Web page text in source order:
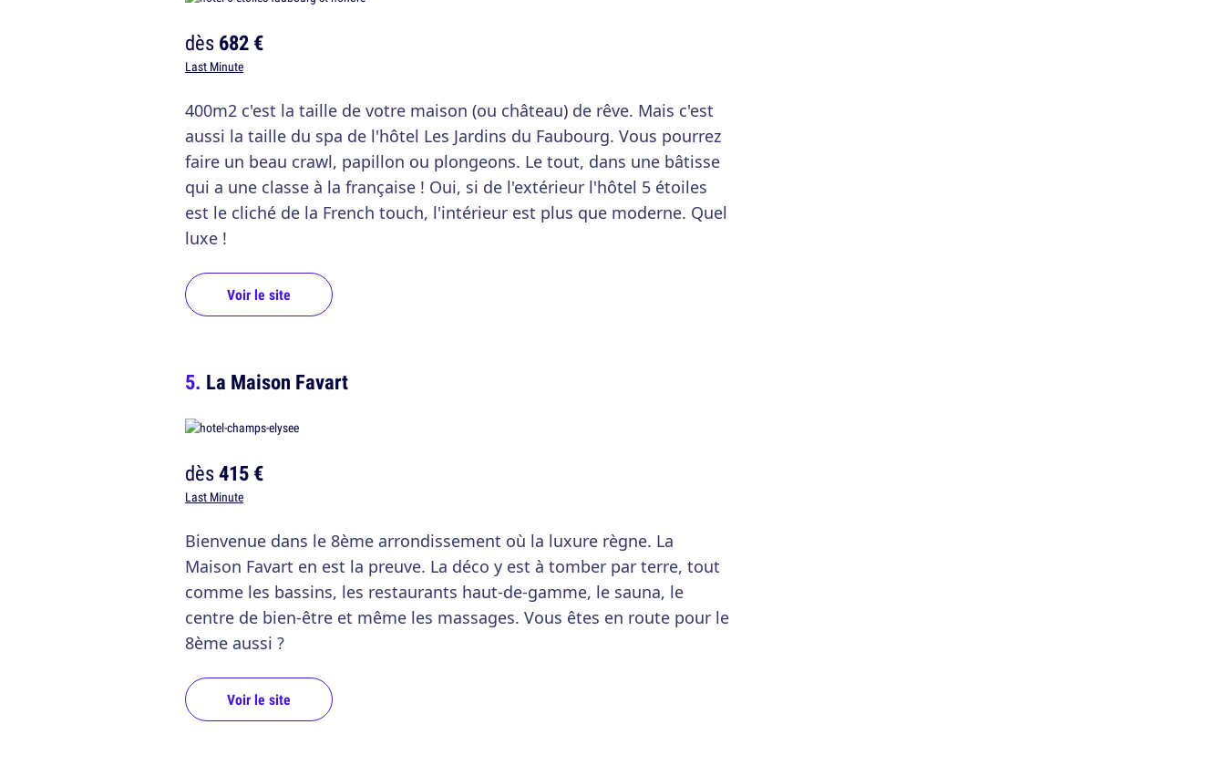
dès682 €
Last Minute
400m2 c'est la taille de votre maison (ou château) de rêve. Mais c'est
aussi la taille du spa de l'hôtel Les Jardins du Faubourg. Vous pourrez
faire un beau crawl, papillon ou plongeons. Le tout, dans une bâtisse
qui a une classe à la française ! Oui, si de l'extérieur l'hôtel 5 étoiles
est le cliché de la French touch, l'intérieur est plus que moderne. Quel
luxe !
Voir le site
La Maison Favart
dès415 €
Last Minute
Bienvenue dans le 8ème arrondissement où la luxure règne. La
Maison Favart en est la preuve. La déco y est à tomber par terre, tout
comme les bassins, les restaurants haut-de-gamme, le sauna, le
centre de bien-être et même les massages. Vous êtes en route pour le
8ème aussi ?
Voir le site